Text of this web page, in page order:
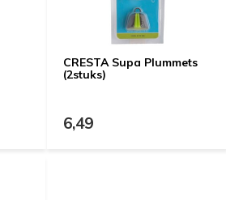
CRESTA Supa Plummets
(2stuks)
6,49